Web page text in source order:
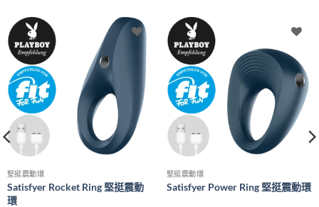
堅挺震動環
Satisfyer Rocket Ring 堅挺震動
環
堅挺震動環
Satisfyer Power Ring 堅挺震動環